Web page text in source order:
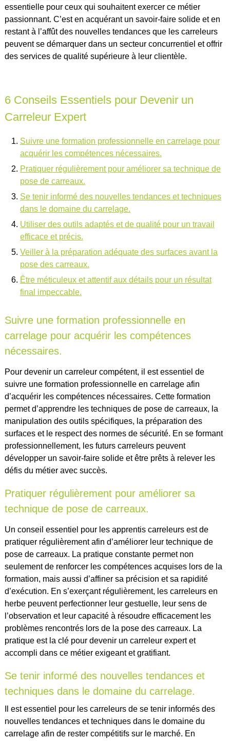
essentielle pour ceux qui souhaitent exercer ce métier
passionnant. C’est en acquérant un savoir-faire solide et en
restant à l’affût des nouvelles tendances que les carreleurs
peuvent se démarquer dans un secteur concurrentiel et offrir
des services de qualité supérieure à leur clientèle.
6 Conseils Essentiels pour Devenir un
Carreleur Expert
Suivre une formation professionnelle en carrelage pour
acquérir les compétences nécessaires.
Pratiquer régulièrement pour améliorer sa technique de
pose de carreaux.
Se tenir informé des nouvelles tendances et techniques
dans le domaine du carrelage.
Utiliser des outils adaptés et de qualité pour un travail
efficace et précis.
Veiller à la préparation adéquate des surfaces avant la
pose des carreaux.
Être méticuleux et attentif aux détails pour un résultat
final impeccable.
Suivre une formation professionnelle en
carrelage pour acquérir les compétences
nécessaires.
Pour devenir un carreleur compétent, il est essentiel de
suivre une formation professionnelle en carrelage afin
d’acquérir les compétences nécessaires. Cette formation
permet d’apprendre les techniques de pose de carreaux, la
manipulation des outils spécifiques, la préparation des
surfaces et le respect des normes de sécurité. En se formant
professionnellement, les futurs carreleurs peuvent
développer un savoir-faire solide et être prêts à relever les
défis du métier avec succès.
Pratiquer régulièrement pour améliorer sa
technique de pose de carreaux.
Un conseil essentiel pour les apprentis carreleurs est de
pratiquer régulièrement afin d’améliorer leur technique de
pose de carreaux. La pratique constante permet non
seulement de renforcer les compétences acquises lors de la
formation, mais aussi d’affiner sa précision et sa rapidité
d’exécution. En s’exerçant régulièrement, les carreleurs en
herbe peuvent perfectionner leur gestuelle, leur sens de
l’observation et leur capacité à résoudre efficacement les
problèmes rencontrés lors de la pose des carreaux. La
pratique est la clé pour devenir un carreleur expert et
accompli dans ce métier exigeant et gratifiant.
Se tenir informé des nouvelles tendances et
techniques dans le domaine du carrelage.
Il est essentiel pour les carreleurs de se tenir informés des
nouvelles tendances et techniques dans le domaine du
carrelage afin de rester compétitifs sur le marché. En